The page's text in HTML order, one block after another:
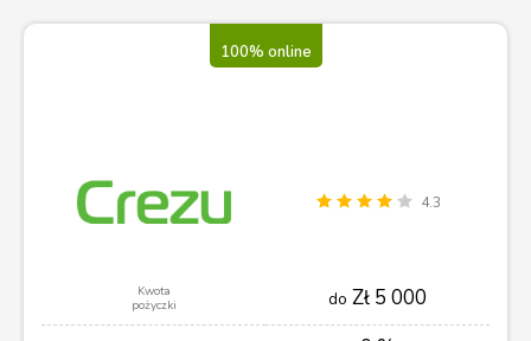
100% online
4.3
Kwota
pożyczki
do Zł 5 000